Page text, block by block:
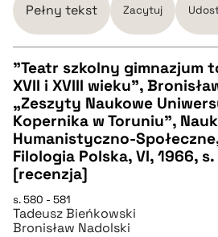
pobierz cytat
Pełny tekst Zacytuj
CZYSTY TEKST
pobierz cytat
BIBTEX
"Teatr szkolny gimnazjum
XVII i XVIII wieku",
„Zeszyty Naukowe
Kopernika w Toruniu”,
Humanistyczno-
Filologia Polska, VI, 1966, s.
[recenzja]
s. 580 - 581
Tadeusz Bieńkowski
Bronisław Nadolski